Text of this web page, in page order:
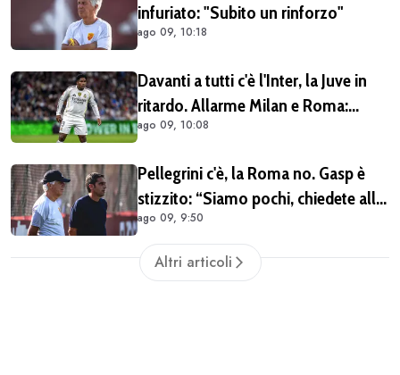
infuriato: "Subito un rinforzo"
ago 09, 10:18
Davanti a tutti c'è l'Inter, la Juve in
ritardo. Allarme Milan e Roma:
Endrick va preso subito
ago 09, 10:08
Pellegrini c'è, la Roma no. Gasp è
stizzito: “Siamo pochi, chiedete all
ad cosa si può fare”
ago 09, 9:50
Altri articoli